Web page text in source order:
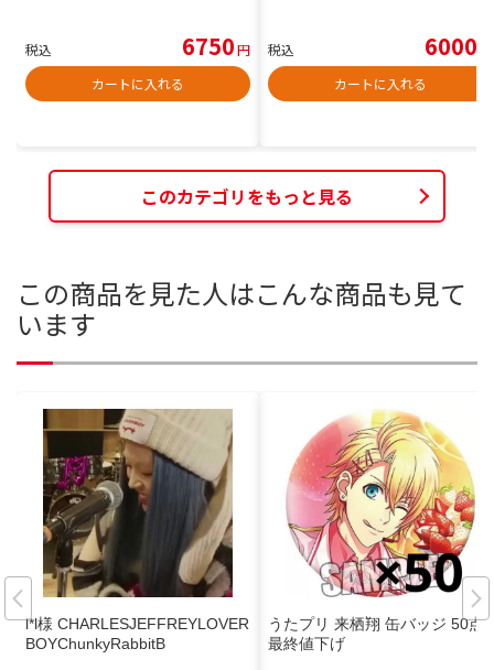
税込 6750円
カートに入れる
税込 6000
カートに入れる
このカテゴリをもっと見る
この商品を見た人はこんな商品も見て
います
l*l様 CHARLESJEFFREYLOVER
BOYChunkyRabbitB
うたプリ 来栖翔 缶バッジ 50点
最終値下げ